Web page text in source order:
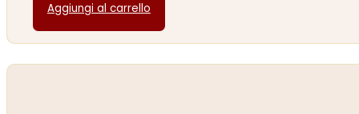
Aggiungi al carrello